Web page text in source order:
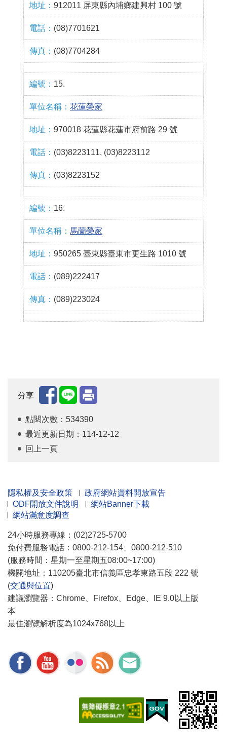
912011 屏東縣內埔鄉建興村 100 號
(08)7701621
(08)7704284
15.
花蓮榮家
970018 花蓮縣花蓮市府前路 29 號
(03)8223111, (03)8223112
(03)8223152
16.
馬蘭榮家
950265 臺東縣臺東市更生路 1010 號
(089)222417
(089)223024
分享
點閱次數：534390
最近更新日期：114-12-12
回上一頁
隱私權及安全政策
政府網站資料開放宣告
ODF開放文件說明
網站Banner下載
網站滿意度調查
24小時服務專線：(02)2725-5700
免付費服務電話：0800-212-154、0800-212-510
(服務時間：星期一至星期五08:00~17:00)
機關地址：110205臺北市信義區忠孝東路五段 222 號
(交通與位置)
建議瀏覽器：Chrome、Firefox、Edge、IE 9.0以上版
本
最佳瀏覽解析度為1024x768以上